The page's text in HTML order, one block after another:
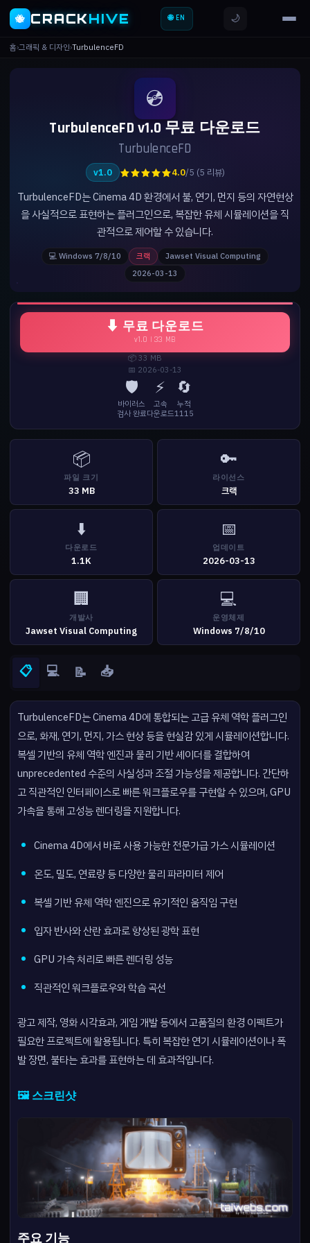
🐝 CRACKHIVE 🌐 EN 🌙
홈›그래픽 & 디자인›TurbulenceFD
💿
TurbulenceFD v1.0 무료 다운로드
TurbulenceFD
v1.0 ★★★★★4.0/5 (5 리뷰)
TurbulenceFD는 Cinema 4D 환경에서 불, 연기, 먼지 등의 자연현상
을 사실적으로 표현하는 플러그인으로, 복잡한 유체 시뮬레이션을 직
관적으로 제어할 수 있습니다.
💻 Windows 7/8/10 크랙
Jawset Visual Computing
2026-03-13
⬇ 무료 다운로드
v1.0 | 33 MB
📦 33 MB
📅 2026-03-13
🛡️
바이러스
검사 완료
⚡
고속
다운로드
🔄
누적
1115
📦
파일 크기
33 MB
🔑
라이선스
크랙
⬇️
다운로드
1.1K
📅
업데이트
2026-03-13
🏢
개발사
Jawset Visual Computing
💻
운영체제
Windows 7/8/10
📋 💻 📝 📥
TurbulenceFD는 Cinema 4D에 통합되는 고급 유체 역학 플러그인
으로, 화재, 연기, 먼지, 가스 현상 등을 현실감 있게 시뮬레이션합니다.
복셀 기반의 유체 역학 엔진과 물리 기반 셰이더를 결합하여
unprecedented 수준의 사실성과 조절 가능성을 제공합니다. 간단하
고 직관적인 인터페이스로 빠른 워크플로우를 구현할 수 있으며, GPU
가속을 통해 고성능 렌더링을 지원합니다.
Cinema 4D에서 바로 사용 가능한 전문가급 가스 시뮬레이션
온도, 밀도, 연료량 등 다양한 물리 파라미터 제어
복셀 기반 유체 역학 엔진으로 유기적인 움직임 구현
입자 반사와 산란 효과로 향상된 광학 표현
GPU 가속 처리로 빠른 렌더링 성능
직관적인 워크플로우와 학습 곡선
광고 제작, 영화 시각효과, 게임 개발 등에서 고품질의 환경 이펙트가
필요한 프로젝트에 활용됩니다. 특히 복잡한 연기 시뮬레이션이나 폭
발 장면, 불타는 효과를 표현하는 데 효과적입니다.
🖼️ 스크린샷
주요 기능